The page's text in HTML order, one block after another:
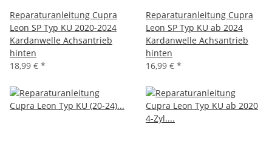
Reparaturanleitung Cupra
Leon SP Typ KU 2020-2024
Kardanwelle Achsantrieb
hinten
18,99 € *
Reparaturanleitung Cupra
Leon SP Typ KU ab 2024
Kardanwelle Achsantrieb
hinten
16,99 € *